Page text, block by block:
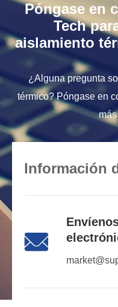
Póngase en
Tech
aislamiento
¿Alguna pregunta
térmico? Póngase en
Información
